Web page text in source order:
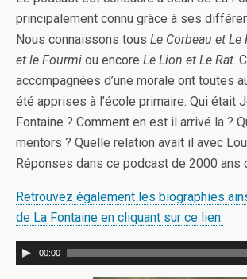
principalement connu grâce à ses
Nous connaissons tous Le Corbeau et Le
et le Fourmi ou encore Le Lion et Le Rat.
accompagnées d’une morale ont toutes
été apprises à l’école primaire. Qui était
Fontaine ? Comment en est il arrivé la ?
mentors ? Quelle relation avait il avec
Réponses dans ce podcast de 2000 ans
Retrouvez également les biographies
de La Fontaine en cliquant sur ce lien.
00:00